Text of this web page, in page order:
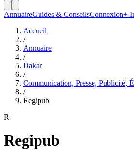
AnnuaireGuides & ConseilsConnexion+
Accueil
/
Annuaire
/
Dakar
/
Communication, Presse, Publicité,
/
Regipub
R
Regipub